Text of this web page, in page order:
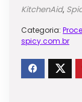
KitchenAid,
Categoria:
spicy.com.br